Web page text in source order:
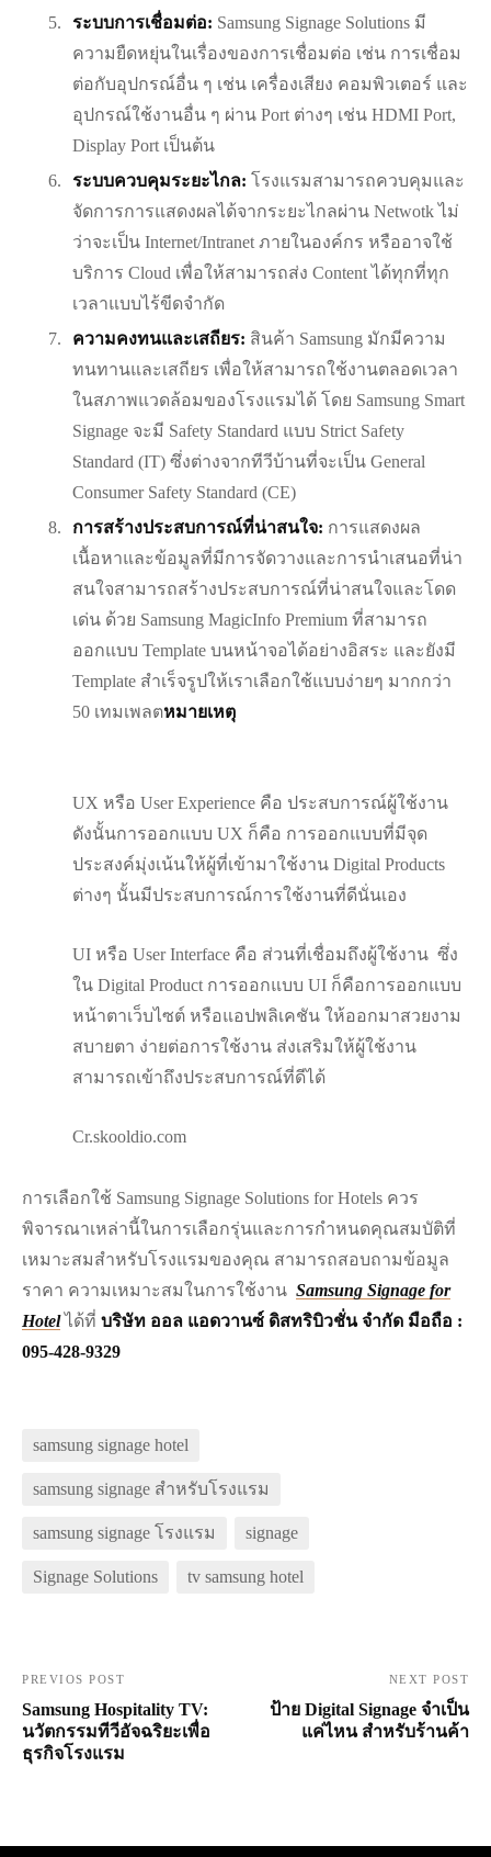
ระบบการเชื่อมต่อ: Samsung Signage Solutions มี
ความยืดหยุ่นในเรื่องของการเชื่อมต่อ เช่น การเชื่อม
ต่อกับอุปกรณ์อื่น ๆ เช่น เครื่องเสียง คอมพิวเตอร์ และ
อุปกรณ์ใช้งานอื่น ๆ ผ่าน Port ต่างๆ เช่น HDMI Port,
Display Port เป็นต้น
ระบบควบคุมระยะไกล: โรงแรมสามารถควบคุมและ
จัดการการแสดงผลได้จากระยะไกลผ่าน Netwotk ไม่
ว่าจะเป็น Internet/Intranet ภายในองค์กร หรืออาจใช้
บริการ Cloud เพื่อให้สามารถส่ง Content ได้ทุกที่ทุก
เวลาแบบไร้ขีดจำกัด
ความคงทนและเสถียร: สินค้า Samsung มักมีความ
ทนทานและเสถียร เพื่อให้สามารถใช้งานตลอดเวลา
ในสภาพแวดล้อมของโรงแรมได้ โดย Samsung Smart
Signage จะมี Safety Standard แบบ Strict Safety
Standard (IT) ซึ่งต่างจากทีวีบ้านที่จะเป็น General
Consumer Safety Standard (CE)
การสร้างประสบการณ์ที่น่าสนใจ: การแสดงผล
เนื้อหาและข้อมูลที่มีการจัดวางและการนำเสนอที่น่า
สนใจสามารถสร้างประสบการณ์ที่น่าสนใจและโดด
เด่น ด้วย Samsung MagicInfo Premium ที่สามารถ
ออกแบบ Template บนหน้าจอได้อย่างอิสระ และยังมี
Template สำเร็จรูปให้เราเลือกใช้แบบง่ายๆ มากกว่า
50 เทมเพลตหมายเหตุ
UX หรือ User Experience คือ ประสบการณ์ผู้ใช้งาน
ดังนั้นการออกแบบ UX ก็คือ การออกแบบที่มีจุด
ประสงค์มุ่งเน้นให้ผู้ที่เข้ามาใช้งาน Digital Products
ต่างๆ นั้นมีประสบการณ์การใช้งานที่ดีนั่นเอง
UI หรือ User Interface คือ ส่วนที่เชื่อมถึงผู้ใช้งาน ซึ่ง
ใน Digital Product การออกแบบ UI ก็คือการออกแบบ
หน้าตาเว็บไซต์ หรือแอปพลิเคชัน ให้ออกมาสวยงาม
สบายตา ง่ายต่อการใช้งาน ส่งเสริมให้ผู้ใช้งาน
สามารถเข้าถึงประสบการณ์ที่ดีได้
Cr.skooldio.com
การเลือกใช้ Samsung Signage Solutions for Hotels ควร
พิจารณาเหล่านี้ในการเลือกรุ่นและการกำหนดคุณสมบัติที่
เหมาะสมสำหรับโรงแรมของคุณ สามารถสอบถามข้อมูล
ราคา ความเหมาะสมในการใช้งาน Samsung Signage for
Hotelได้ที่ บริษัท ออล แอดวานซ์ ดิสทริบิวชั่น จำกัด มือถือ :
095-428-9329
samsung signage hotel
samsung signage สำหรับโรงแรม
samsung signage โรงแรม signage
Signage Solutions tv samsung hotel
PREVIOS POST
Samsung Hospitality TV:
นวัตกรรมทีวีอัจฉริยะเพื่อ
ธุรกิจโรงแรม
NEXT POST
ป้าย Digital Signage จำเป็น
แค่ไหน สำหรับร้านค้า